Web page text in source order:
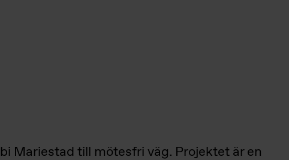
Mariestad till mötesfri väg. Projektet är en